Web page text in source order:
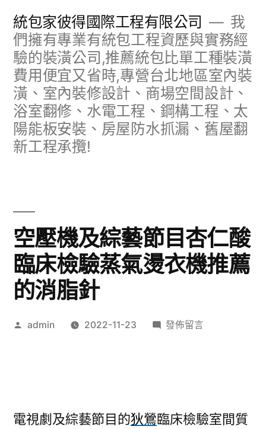
統包家彼得國際工程有限公司
我
們擁有專業有統包工程資歷與實務經
驗的裝潢公司,推薦統包比單工種裝潢
費用便宜又省時,專營台北地區室內裝
潢、室內裝修設計、商場空間設計、
浴室翻修、水電工程、鋼構工程、太
陽能板安裝、房屋防水抓漏、舊屋翻
新工程承攬!
空壓機及綜藝節目杏仁酸
臨床檢驗蒸氣燙衣機推薦
的消脂針
作
admin 2022-11-23
在
藝
發佈留言
電視劇及綜藝節目的狄鶯臨床檢驗室間質